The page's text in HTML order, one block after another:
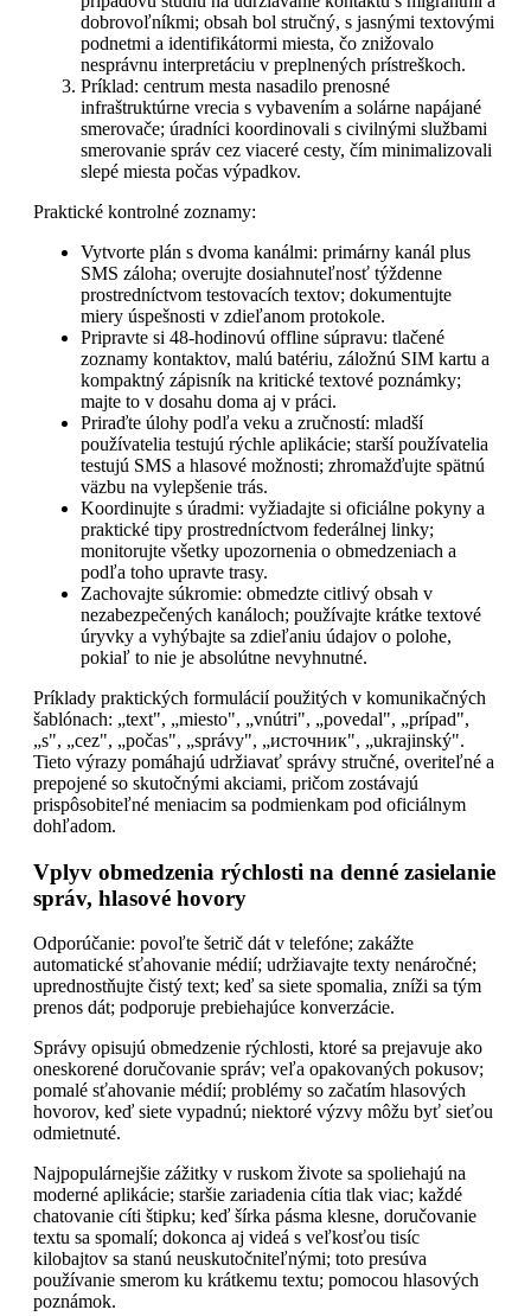
dobrovoľníkmi; obsah bol stručný, s jasnými textovými
podnetmi a identifikátormi miesta, čo znižovalo
nesprávnu interpretáciu v preplnených prístreškoch.
Príklad: centrum mesta nasadilo prenosné
infraštruktúrne vrecia s vybavením a solárne napájané
smerovače; úradníci koordinovali s civilnými službami
smerovanie správ cez viaceré cesty, čím minimalizovali
slepé miesta počas výpadkov.
Praktické kontrolné zoznamy:
Vytvorte plán s dvoma kanálmi: primárny kanál plus
SMS záloha; overujte dosiahnuteľnosť týždenne
prostredníctvom testovacích textov; dokumentujte
miery úspešnosti v zdieľanom protokole.
Pripravte si 48-hodinovú offline súpravu: tlačené
zoznamy kontaktov, malú batériu, záložnú SIM kartu a
kompaktný zápisník na kritické textové poznámky;
majte to v dosahu doma aj v práci.
Priraďte úlohy podľa veku a zručností: mladší
používatelia testujú rýchle aplikácie; starší používatelia
testujú SMS a hlasové možnosti; zhromažďujte spätnú
väzbu na vylepšenie trás.
Koordinujte s úradmi: vyžiadajte si oficiálne pokyny a
praktické tipy prostredníctvom federálnej linky;
monitorujte všetky upozornenia o obmedzeniach a
podľa toho upravte trasy.
Zachovajte súkromie: obmedzte citlivý obsah v
nezabezpečených kanáloch; používajte krátke textové
úryvky a vyhýbajte sa zdieľaniu údajov o polohe,
pokiaľ to nie je absolútne nevyhnutné.
Príklady praktických formulácií použitých v komunikačných
šablónach: „text", „miesto", „vnútri", „povedal", „prípad",
„s", „cez", „počas", „správy", „источник", „ukrajinský".
Tieto výrazy pomáhajú udržiavať správy stručné, overiteľné a
prepojené so skutočnými akciami, pričom zostávajú
prispôsobiteľné meniacim sa podmienkam pod oficiálnym
dohľadom.
Vplyv obmedzenia rýchlosti na denné zasielanie
správ, hlasové hovory
Odporúčanie: povoľte šetrič dát v telefóne; zakážte
automatické sťahovanie médií; udržiavajte texty nenáročné;
uprednostňujte čistý text; keď sa siete spomalia, zníži sa tým
prenos dát; podporuje prebiehajúce konverzácie.
Správy opisujú obmedzenie rýchlosti, ktoré sa prejavuje ako
oneskorené doručovanie správ; veľa opakovaných pokusov;
pomalé sťahovanie médií; problémy so začatím hlasových
hovorov, keď siete vypadnú; niektoré výzvy môžu byť sieťou
odmietnuté.
Najpopulárnejšie zážitky v ruskom živote sa spoliehajú na
moderné aplikácie; staršie zariadenia cítia tlak viac; každé
chatovanie cíti štipku; keď šírka pásma klesne, doručovanie
textu sa spomalí; dokonca aj videá s veľkosťou tisíc
kilobajtov sa stanú neuskutočniteľnými; toto presúva
používanie smerom ku krátkemu textu; pomocou hlasových
poznámok.